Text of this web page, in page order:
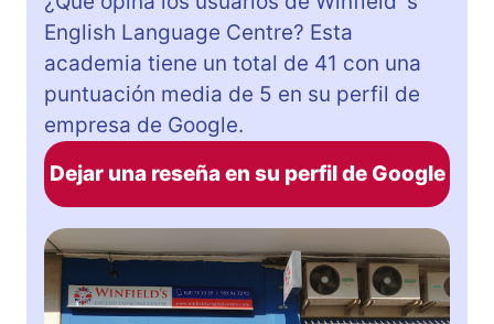
English Language Centre? Esta
academia tiene un total de 41 con una
puntuación media de 5 en su perfil de
empresa de Google.
Dejar una reseña en su perfil de Google